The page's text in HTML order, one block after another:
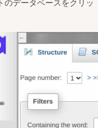
のデータベースをクリッ